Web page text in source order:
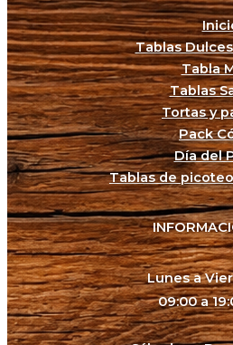
Tablas
Tabla
Tablas
Tortas y
Pack
Día del
Tablas de
Lunes a
09:00 a